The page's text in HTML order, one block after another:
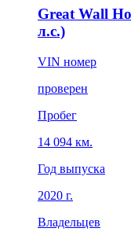
Great Wall
л.с.)
VIN номер
проверен
Пробег
14 094 км.
Год выпуска
2020 г.
Владельцев